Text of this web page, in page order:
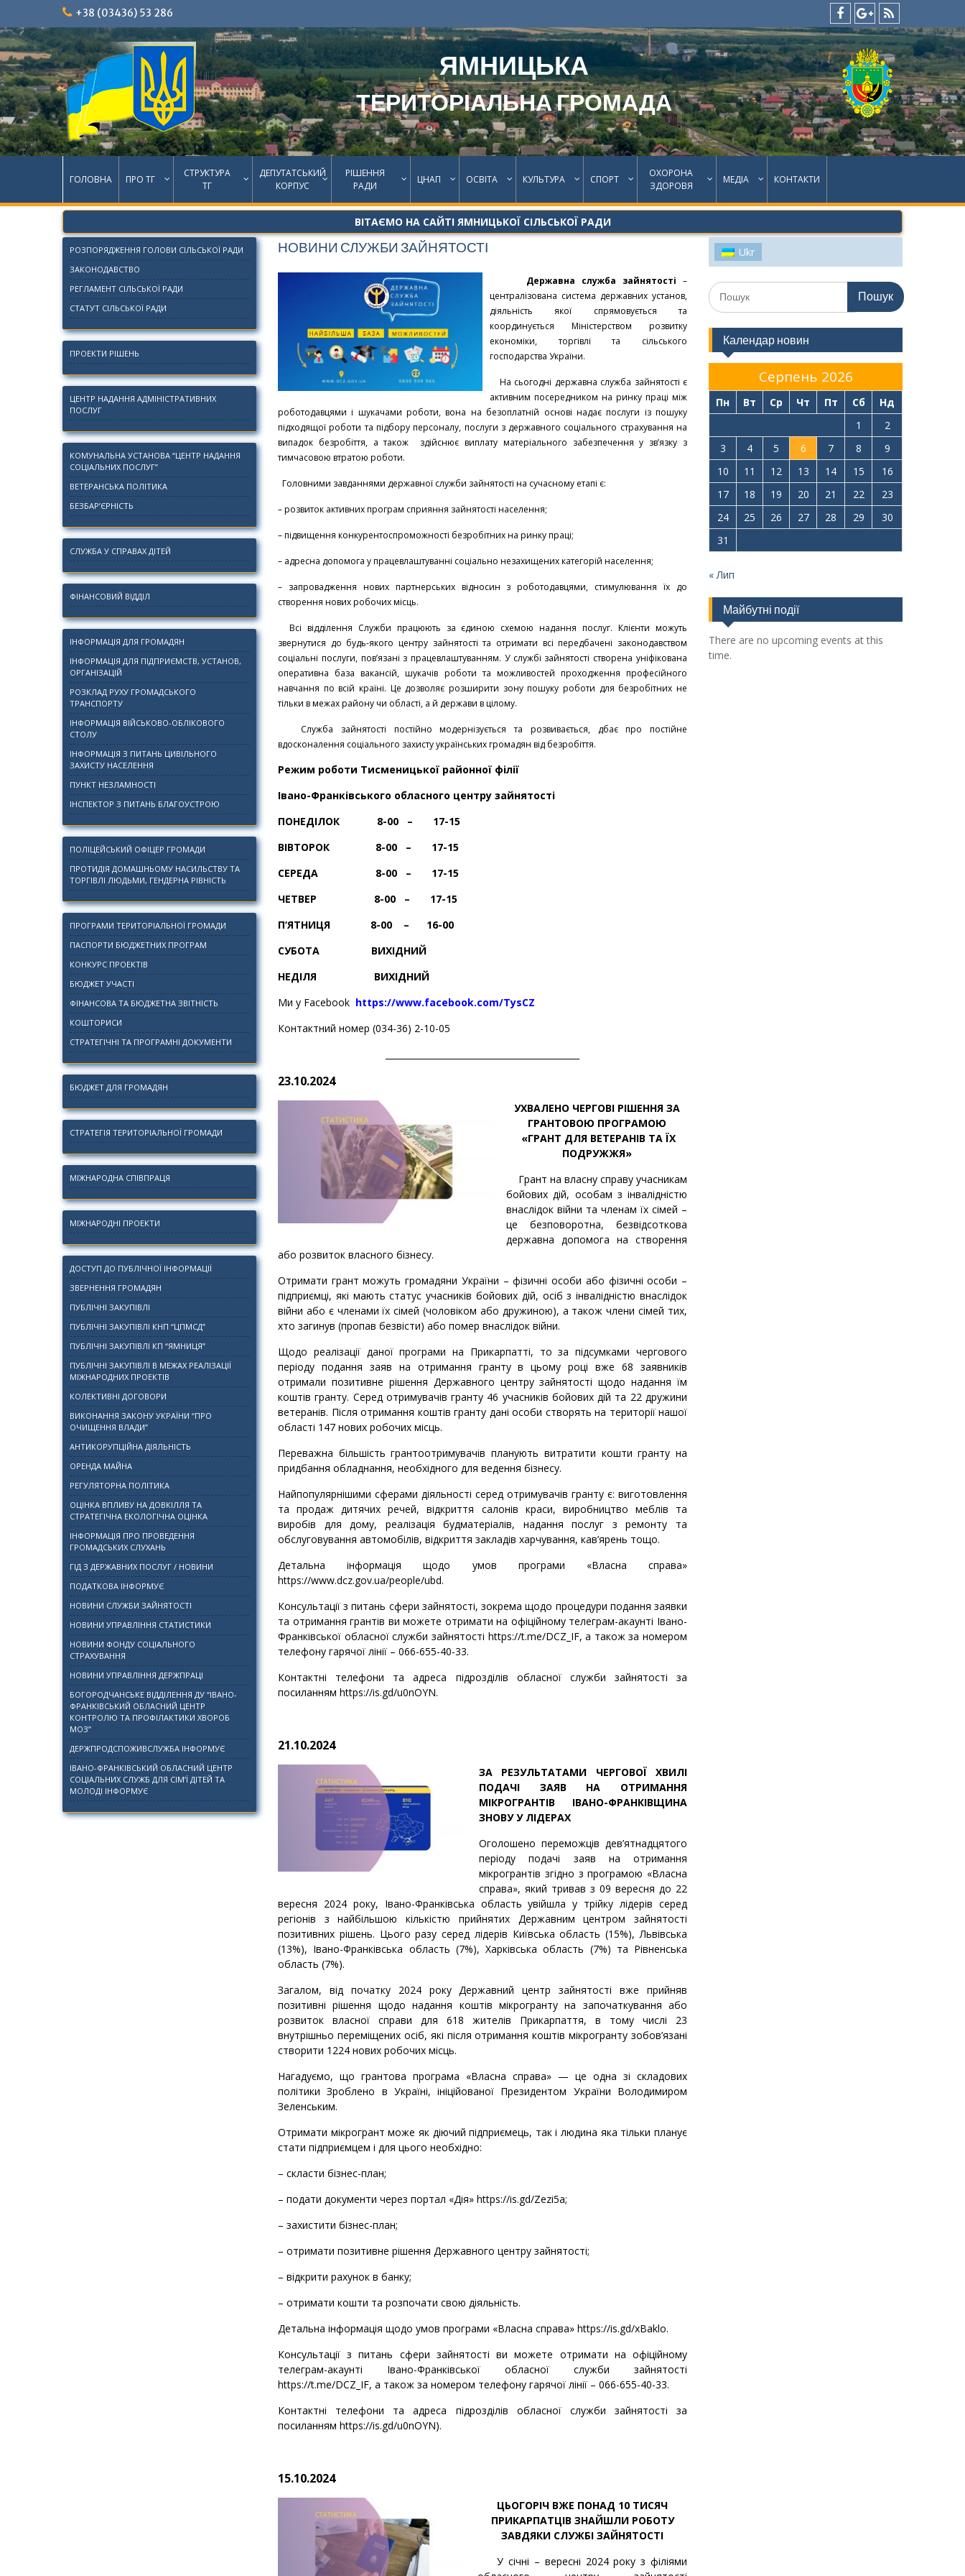
content
+38 (03436) 53 286
facebook
google
plus
feed
ЯМНИЦЬКА
ТЕРИТОРІАЛЬНА ГРОМАДА
ГОЛОВНА ПРО ТГ
СТРУКТУРА
ТГ
ДЕПУТАТСЬКИЙ
КОРПУС
РІШЕННЯ
РАДИ
ЦНАП ОСВІТА КУЛЬТУРА СПОРТ
ОХОРОНА
ЗДОРОВЯ
МЕДІА КОНТАКТИ
ВІТАЄМО НА САЙТІ ЯМНИЦЬКОЇ СІЛЬСЬКОЇ РАДИ
НОВИНИ СЛУЖБИ ЗАЙНЯТОСТІ
Державна служба зайнятості –
централізована система державних установ,
діяльність якої спрямовується та
координується Міністерством розвитку
економіки, торгівлі та сільського
господарства України.
На сьогодні державна служба зайнятості є
активним посередником на ринку праці між
роботодавцями і шукачами роботи, вона на безоплатній основі надає послуги із пошуку
підходящої роботи та підбору персоналу, послуги з державного соціального страхування на
випадок безробіття, а також здійснює виплату матеріального забезпечення у зв’язку з
тимчасовою втратою роботи.
Головними завданнями державної служби зайнятості на сучасному етапі є:
– розвиток активних програм сприяння зайнятості населення;
– підвищення конкурентоспроможності безробітних на ринку праці;
– адресна допомога у працевлаштуванні соціально незахищених категорій населення;
– запровадження нових партнерських відносин з роботодавцями, стимулювання їх до
створення нових робочих місць.
Всі відділення Служби працюють за єдиною схемою надання послуг. Клієнти можуть
звернутися до будь-якого центру зайнятості та отримати всі передбачені законодавством
соціальні послуги, пов’язані з працевлаштуванням. У службі зайнятості створена уніфікована
оперативна база вакансій, шукачів роботи та можливостей проходження професійного
навчання по всій країні. Це дозволяє розширити зону пошуку роботи для безробітних не
тільки в межах району чи області, а й держави в цілому.
Служба зайнятості постійно модернізується та розвивається, дбає про постійне
вдосконалення соціального захисту українських громадян від безробіття.
Режим роботи Тисменицької районної філії
Івано-Франківського обласного центру зайнятості
ПОНЕДІЛОК 8-00 – 17-15
ВІВТОРОК 8-00 – 17-15
СЕРЕДА 8-00 – 17-15
ЧЕТВЕР 8-00 – 17-15
П‘ЯТНИЦЯ 8-00 – 16-00
СУБОТА ВИХІДНИЙ
НЕДІЛЯ ВИХІДНИЙ
Ми у Facebook https://www.facebook.com/TysCZ
Контактний номер (034-36) 2-10-05
23.10.2024
УХВАЛЕНО ЧЕРГОВІ РІШЕННЯ ЗА
ГРАНТОВОЮ ПРОГРАМОЮ
«ГРАНТ ДЛЯ ВЕТЕРАНІВ ТА ЇХ
ПОДРУЖЖЯ»
Грант на власну справу учасникам
бойових дій, особам з інвалідністю
внаслідок війни та членам їх сімей –
це безповоротна, безвідсоткова
державна допомога на створення
або розвиток власного бізнесу.
Отримати грант можуть громадяни України – фізичні особи або фізичні особи –
підприємці, які мають статус учасників бойових дій, осіб з інвалідністю внаслідок
війни або є членами їх сімей (чоловіком або дружиною), а також члени сімей тих,
хто загинув (пропав безвісти) або помер внаслідок війни.
Щодо реалізації даної програми на Прикарпатті, то за підсумками чергового
періоду подання заяв на отримання гранту в цьому році вже 68 заявників
отримали позитивне рішення Державного центру зайнятості щодо надання їм
коштів гранту. Серед отримувачів гранту 46 учасників бойових дій та 22 дружини
ветеранів. Після отримання коштів гранту дані особи створять на території нашої
області 147 нових робочих місць.
Переважна більшість грантоотримувачів планують витратити кошти гранту на
придбання обладнання, необхідного для ведення бізнесу.
Найпопулярнішими сферами діяльності серед отримувачів гранту є: виготовлення
та продаж дитячих речей, відкриття салонів краси, виробництво меблів та
виробів для дому, реалізація будматеріалів, надання послуг з ремонту та
обслуговування автомобілів, відкриття закладів харчування, кав’ярень тощо.
Детальна інформація щодо умов програми «Власна справа»
https://www.dcz.gov.ua/people/ubd.
Консультації з питань сфери зайнятості, зокрема щодо процедури подання заявки
та отримання грантів ви можете отримати на офіційному телеграм-акаунті Івано-
Франківської обласної служби зайнятості https://t.me/DCZ_IF, а також за номером
телефону гарячої лінії – 066-655-40-33.
Контактні телефони та адреса підрозділів обласної служби зайнятості за
посиланням https://is.gd/u0nOYN.
21.10.2024
ЗА РЕЗУЛЬТАТАМИ ЧЕРГОВОЇ ХВИЛІ
ПОДАЧІ ЗАЯВ НА ОТРИМАННЯ
МІКРОГРАНТІВ ІВАНО-ФРАНКІВЩИНА
ЗНОВУ У ЛІДЕРАХ
Оголошено переможців дев’ятнадцятого
періоду подачі заяв на отримання
мікрогрантів згідно з програмою «Власна
справа», який тривав з 09 вересня до 22
вересня 2024 року, Івано-Франківська область увійшла у трійку лідерів серед
регіонів з найбільшою кількістю прийнятих Державним центром зайнятості
позитивних рішень. Цього разу серед лідерів Київська область (15%), Львівська
(13%), Івано-Франківська область (7%), Харківська область (7%) та Рівненська
область (7%).
Загалом, від початку 2024 року Державний центр зайнятості вже прийняв
позитивні рішення щодо надання коштів мікрогранту на започаткування або
розвиток власної справи для 618 жителів Прикарпаття, в тому числі 23
внутрішньо переміщених осіб, які після отримання коштів мікрогранту зобов’язані
створити 1224 нових робочих місць.
Нагадуємо, що грантова програма «Власна справа» — це одна зі складових
політики Зроблено в Україні, ініційованої Президентом України Володимиром
Зеленським.
Отримати мікрогрант може як діючий підприємець, так і людина яка тільки планує
стати підприємцем і для цього необхідно:
– скласти бізнес-план;
– подати документи через портал «Дія» https://is.gd/Zezi5a;
– захистити бізнес-план;
– отримати позитивне рішення Державного центру зайнятості;
– відкрити рахунок в банку;
– отримати кошти та розпочати свою діяльність.
Детальна інформація щодо умов програми «Власна справа» https://is.gd/xBaklo.
Консультації з питань сфери зайнятості ви можете отримати на офіційному
телеграм-акаунті Івано-Франківської обласної служби зайнятості
https://t.me/DCZ_IF, а також за номером телефону гарячої лінії – 066-655-40-33.
Контактні телефони та адреса підрозділів обласної служби зайнятості за
посиланням https://is.gd/u0nOYN).
15.10.2024
ЦЬОГОРІЧ ВЖЕ ПОНАД 10 ТИСЯЧ
ПРИКАРПАТЦІВ ЗНАЙШЛИ РОБОТУ
ЗАВДЯКИ СЛУЖБІ ЗАЙНЯТОСТІ
У січні – вересні 2024 року з філіями
РОЗПОРЯДЖЕННЯ ГОЛОВИ СІЛЬСЬКОЇ РАДИ
ЗАКОНОДАВСТВО
РЕГЛАМЕНТ СІЛЬСЬКОЇ РАДИ
СТАТУТ СІЛЬСЬКОЇ РАДИ
ПРОЕКТИ РІШЕНЬ
ЦЕНТР НАДАННЯ АДМІНІСТРАТИВНИХ
ПОСЛУГ
КОМУНАЛЬНА УСТАНОВА “ЦЕНТР НАДАННЯ
СОЦІАЛЬНИХ ПОСЛУГ”
ВЕТЕРАНСЬКА ПОЛІТИКА
БЕЗБАР’ЄРНІСТЬ
СЛУЖБА У СПРАВАХ ДІТЕЙ
ФІНАНСОВИЙ ВІДДІЛ
ІНФОРМАЦІЯ ДЛЯ ГРОМАДЯН
ІНФОРМАЦІЯ ДЛЯ ПІДПРИЄМСТВ, УСТАНОВ,
ОРГАНІЗАЦІЙ
РОЗКЛАД РУХУ ГРОМАДСЬКОГО
ТРАНСПОРТУ
ІНФОРМАЦІЯ ВІЙСЬКОВО-ОБЛІКОВОГО
СТОЛУ
ІНФОРМАЦІЯ З ПИТАНЬ ЦИВІЛЬНОГО
ЗАХИСТУ НАСЕЛЕННЯ
ПУНКТ НЕЗЛАМНОСТІ
ІНСПЕКТОР З ПИТАНЬ БЛАГОУСТРОЮ
ПОЛІЦЕЙСЬКИЙ ОФІЦЕР ГРОМАДИ
ПРОТИДІЯ ДОМАШНЬОМУ НАСИЛЬСТВУ ТА
ТОРГІВЛІ ЛЮДЬМИ, ГЕНДЕРНА РІВНІСТЬ
ПРОГРАМИ ТЕРИТОРІАЛЬНОЇ ГРОМАДИ
ПАСПОРТИ БЮДЖЕТНИХ ПРОГРАМ
КОНКУРС ПРОЕКТІВ
БЮДЖЕТ УЧАСТІ
ФІНАНСОВА ТА БЮДЖЕТНА ЗВІТНІСТЬ
КОШТОРИСИ
СТРАТЕГІЧНІ ТА ПРОГРАМНІ ДОКУМЕНТИ
БЮДЖЕТ ДЛЯ ГРОМАДЯН
СТРАТЕГІЯ ТЕРИТОРІАЛЬНОЇ ГРОМАДИ
МІЖНАРОДНА СПІВПРАЦЯ
МІЖНАРОДНІ ПРОЕКТИ
ДОСТУП ДО ПУБЛІЧНОЇ ІНФОРМАЦІЇ
ЗВЕРНЕННЯ ГРОМАДЯН
ПУБЛІЧНІ ЗАКУПІВЛІ
ПУБЛІЧНІ ЗАКУПІВЛІ КНП “ЦПМСД”
ПУБЛІЧНІ ЗАКУПІВЛІ КП “ЯМНИЦЯ”
ПУБЛІЧНІ ЗАКУПІВЛІ В МЕЖАХ РЕАЛІЗАЦІЇ
МІЖНАРОДНИХ ПРОЕКТІВ
КОЛЕКТИВНІ ДОГОВОРИ
ВИКОНАННЯ ЗАКОНУ УКРАЇНИ “ПРО
ОЧИЩЕННЯ ВЛАДИ”
АНТИКОРУПЦІЙНА ДІЯЛЬНІСТЬ
ОРЕНДА МАЙНА
РЕГУЛЯТОРНА ПОЛІТИКА
ОЦІНКА ВПЛИВУ НА ДОВКІЛЛЯ ТА
СТРАТЕГІЧНА ЕКОЛОГІЧНА ОЦІНКА
ІНФОРМАЦІЯ ПРО ПРОВЕДЕННЯ
ГРОМАДСЬКИХ СЛУХАНЬ
ГІД З ДЕРЖАВНИХ ПОСЛУГ / НОВИНИ
ПОДАТКОВА ІНФОРМУЄ
НОВИНИ СЛУЖБИ ЗАЙНЯТОСТІ
НОВИНИ УПРАВЛІННЯ СТАТИСТИКИ
НОВИНИ ФОНДУ СОЦІАЛЬНОГО
СТРАХУВАННЯ
НОВИНИ УПРАВЛІННЯ ДЕРЖПРАЦІ
БОГОРОДЧАНСЬКЕ ВІДДІЛЕННЯ ДУ “ІВАНО-
ФРАНКІВСЬКИЙ ОБЛАСНИЙ ЦЕНТР
КОНТРОЛЮ ТА ПРОФІЛАКТИКИ ХВОРОБ
МОЗ”
ДЕРЖПРОДСПОЖИВСЛУЖБА ІНФОРМУЄ
ІВАНО-ФРАНКІВСЬКИЙ ОБЛАСНИЙ ЦЕНТР
СОЦІАЛЬНИХ СЛУЖБ ДЛЯ СІМ’Ї ДІТЕЙ ТА
МОЛОДІ ІНФОРМУЄ
Ukr
Шукати:
Календар новин
Серпень 2026
Пн Вт Ср Чт Пт Сб
Нд
1
2
3
4 5 6 7 8
9
10
11 12 13 14 15
16
17
18 19 20 21 22
23
24
25 26 27 28 29
30
31
« Лип
Майбутні події
There are no upcoming events at this
time.